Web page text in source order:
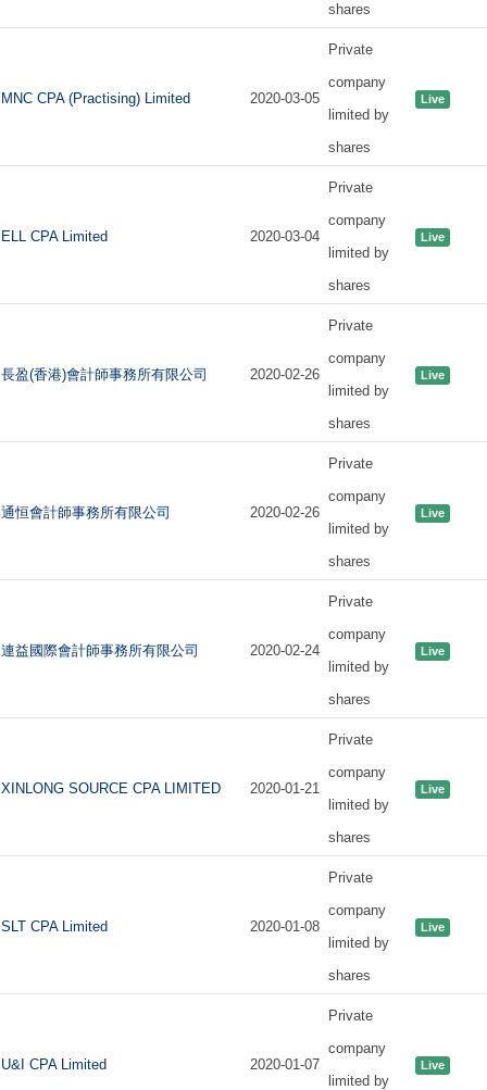
shares
MNC CPA (Practising) Limited 2020-03-05
Private
company
limited by
shares
Live
ELL CPA Limited 2020-03-04
Private
company
limited by
shares
Live
長盈(香港)會計師事務所有限公司 2020-02-26
Private
company
limited by
shares
Live
通恒會計師事務所有限公司 2020-02-26
Private
company
limited by
shares
Live
連益國際會計師事務所有限公司 2020-02-24
Private
company
limited by
shares
Live
XINLONG SOURCE CPA LIMITED 2020-01-21
Private
company
limited by
shares
Live
SLT CPA Limited 2020-01-08
Private
company
limited by
shares
Live
U&I CPA Limited 2020-01-07
Private
company
limited by
Live